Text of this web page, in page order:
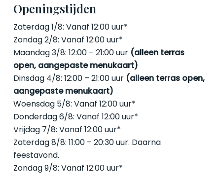
Openingstijden
Zaterdag 1/8: Vanaf 12:00 uur*
Zondag 2/8: Vanaf 12:00 uur*
Maandag 3/8: 12:00 – 21:00 uur (alleen terras
open, aangepaste menukaart)
Dinsdag 4/8: 12:00 – 21:00 uur (alleen terras open,
aangepaste menukaart)
Woensdag 5/8: Vanaf 12:00 uur*
Donderdag 6/8: Vanaf 12:00 uur*
Vrijdag 7/8: Vanaf 12:00 uur*
Zaterdag 8/8: 11:00 – 20:30 uur. Daarna
feestavond.
Zondag 9/8: Vanaf 12:00 uur*